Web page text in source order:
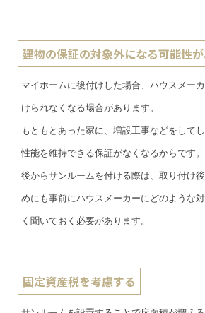
建物の保証の対象外になる可能性
マイホームに後付けした場合、ハウスメー
けられなくなる場合があります。
もともとあった家に、増設工事などをして
性能を維持できる保証がなくなるからです。
後からサンルームを付ける際は、取り付け
めにも事前にハウスメーカーにどのような
く聞いておく必要があります。
固定資産税を考慮する